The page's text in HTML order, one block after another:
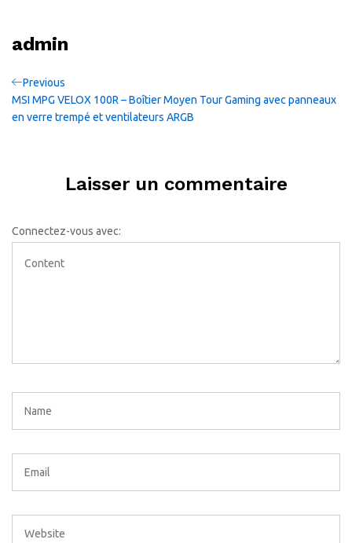
admin
Navigation
de
Previous
Post
Previous
MSI MPG VELOX 100R – Boîtier Moyen Tour Gaming avec panneaux
en verre trempé et ventilateurs ARGB
Laisser un commentaire
Connectez-vous avec: